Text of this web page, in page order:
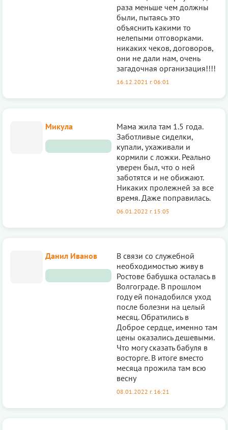
раза меньше чем должны
были, пытаясь это
объяснить какими то
нелепыми отговорками.
никаких чеков, договоров,
они не дали нам, очень
загадочная организация!!!!
16.12.2021 г. 06:01
Микула
Мама жила там 1.5 года.
Заботливые сиделки,
купали, ухаживали и
кормили с ложки. Реально
уверен был, что о ней
заботятся и не обижают.
Никаких пролежней за все
время. Даже поправилась.
06.01.2022 г. 15:05
Данил Иванов
В связи со служебной
необходимостью живу в
Ростове бабушка осталась в
Волгограде. В прошлом
году ей понадобился уход
после болезни на целый
месяц. Обратились в
Доброе сердце, именно там
цены оказались дешевыми.
Что могу сказать бабуля в
восторге. В итоге вместо
месяца прожила там всю
весну
08.01.2022 г. 16:21